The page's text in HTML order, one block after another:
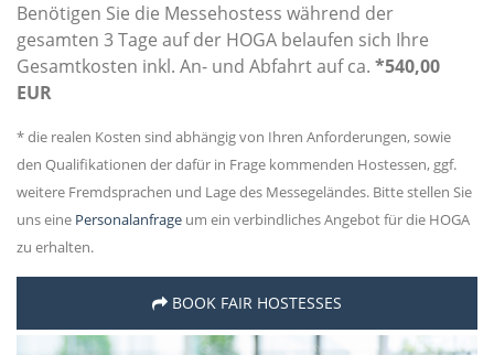
Benötigen Sie die Messehostess während der
gesamten 3 Tage auf der HOGA belaufen sich Ihre
Gesamtkosten inkl. An- und Abfahrt auf ca. *540,00
EUR
* die realen Kosten sind abhängig von Ihren Anforderungen, sowie
den Qualifikationen der dafür in Frage kommenden Hostessen, ggf.
weitere Fremdsprachen und Lage des Messegeländes. Bitte stellen Sie
uns eine Personalanfrage um ein verbindliches Angebot für die HOGA
zu erhalten.
BOOK FAIR HOSTESSES